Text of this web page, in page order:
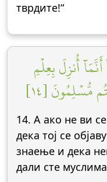
тврдите!“
أُنزِلَ بِعِلۡمِ
مُّسۡلِمُونَ [١٤]
14. А ако не ви
дека тој се
знаење и дека
дали сте